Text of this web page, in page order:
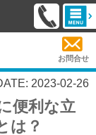
お問合せ
2023-02-26
便利な立
は？